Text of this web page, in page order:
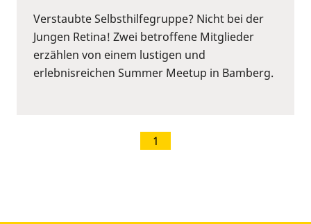
Verstaubte Selbsthilfegruppe? Nicht bei der
Jungen Retina! Zwei betroffene Mitglieder
erzählen von einem lustigen und
erlebnisreichen Summer Meetup in Bamberg.
1